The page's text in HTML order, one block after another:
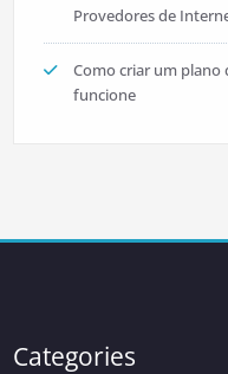
Provedores de
Como criar um plano
funcione
Categories